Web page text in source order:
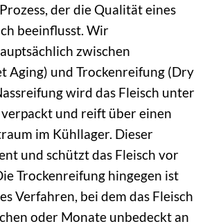
der die Qualität eines
beeinflusst. Wir
zwischen
Aging) und Trockenreifung (Dry
wird das Fleisch unter
und reift über einen
im Kühllager. Dieser
und schützt das Fleisch vor
Trockenreifung hingegen ist
Verfahren, bei dem das Fleisch
oder Monate unbedeckt an